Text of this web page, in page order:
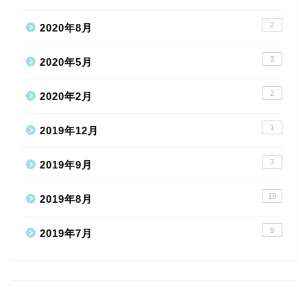
2020年8月 2
2020年5月 3
2020年2月 2
2019年12月 1
2019年9月 3
2019年8月 19
2019年7月 9